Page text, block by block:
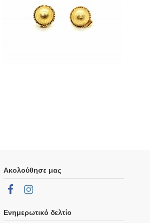
Ακολούθησε μας
Ενημερωτικό δελτίο